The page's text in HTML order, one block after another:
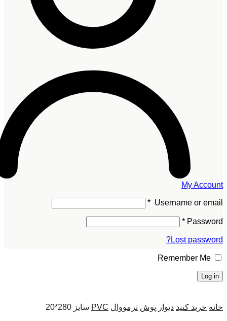
My Account
Username or email
*
Password
*
Lost password?
Remember Me
Log in
خانه خرید کنید دیوار پوش ترمووال PVC سایز 280*20